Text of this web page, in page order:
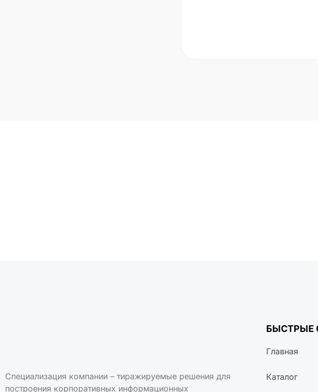
Специализация компании – тиражируемые решения для
построения корпоративных информационных
БЫСТРЫЕ
Главная
Каталог